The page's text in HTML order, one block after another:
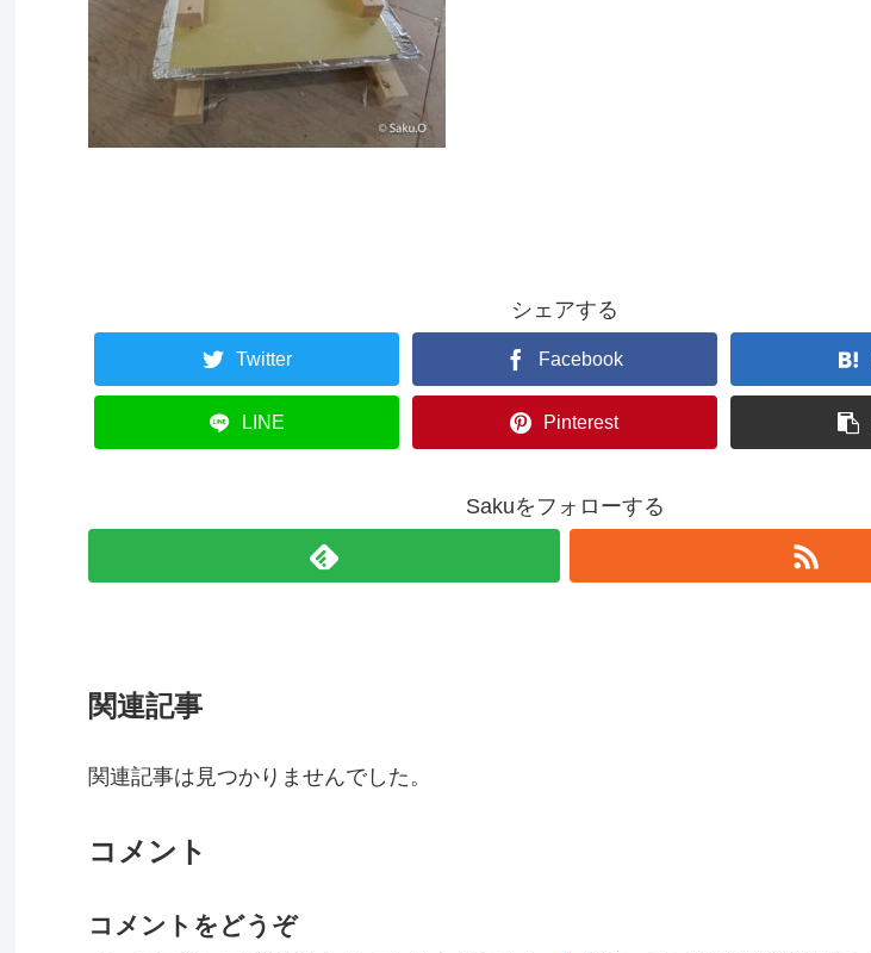
シェアする
Twitter Facebook
LINE Pinterest
Sakuをフォローする
関連記事
関連記事は見つかりませんでした。
コメント
コメントをどうぞ